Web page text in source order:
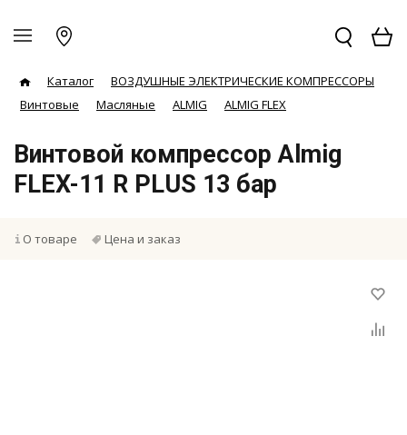
Каталог
ВОЗДУШНЫЕ ЭЛЕКТРИЧЕСКИЕ КОМПРЕССОРЫ
Винтовые
Масляные ALMIG ALMIG FLEX
Винтовой компрессор Almig
FLEX-11 R PLUS 13 бар
О товаре Цена и заказ